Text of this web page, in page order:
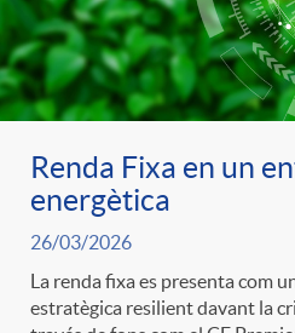
s
Renda Fixa en un
energètica
26/03/2026
La renda fixa es presenta com
estratègica resilient davant la